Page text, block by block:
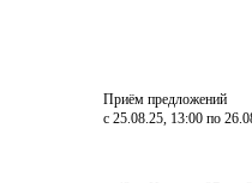
Приём предложений
с 25.08.25, 13:00 по